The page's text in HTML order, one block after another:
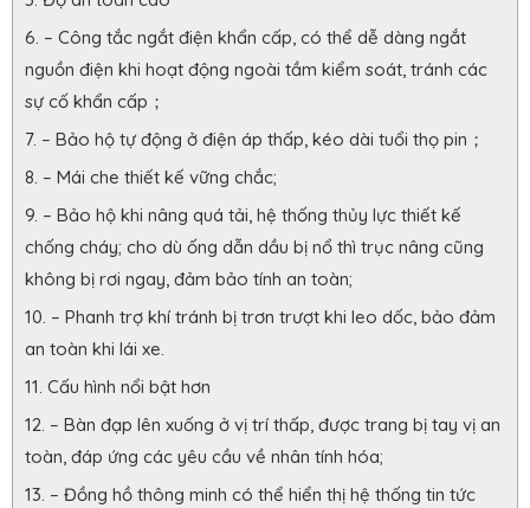
– Công tắc ngắt điện khẩn cấp, có thể dễ dàng ngắt
nguồn điện khi hoạt động ngoài tầm kiểm soát, tránh các
sự cố khẩn cấp；
– Bảo hộ tự động ở điện áp thấp, kéo dài tuổi thọ pin；
– Mái che thiết kế vững chắc;
– Bảo hộ khi nâng quá tải, hệ thống thủy lực thiết kế
chống cháy; cho dù ống dẫn dầu bị nổ thì trục nâng cũng
không bị rơi ngay, đảm bảo tính an toàn;
– Phanh trợ khí tránh bị trơn trượt khi leo dốc, bảo đảm
an toàn khi lái xe.
Cấu hình nổi bật hơn
– Bàn đạp lên xuống ở vị trí thấp, được trang bị tay vị an
toàn, đáp ứng các yêu cầu về nhân tính hóa;
– Đồng hồ thông minh có thể hiển thị hệ thống tin tức